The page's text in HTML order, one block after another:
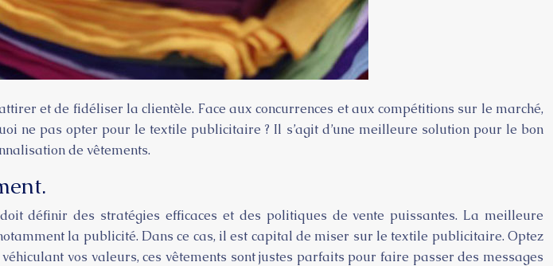
et de fidéliser la clientèle. Face aux concurrences et aux compétitions sur le marché,
ne pas opter pour le textile publicitaire ? Il s’agit d’une meilleure solution pour le bon
de vêtements.
définir des stratégies efficaces et des politiques de vente puissantes. La meilleure
la publicité. Dans ce cas, il est capital de miser sur le textile publicitaire. Optez
vos valeurs, ces vêtements sont justes parfaits pour faire passer des messages